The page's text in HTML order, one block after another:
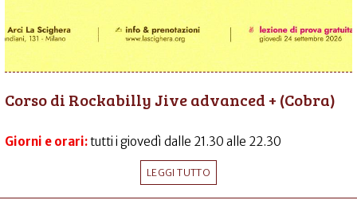
Corso di Rockabilly Jive advanced + (Cobra)
Giorni e orari:tutti i giovedì dalle 21.30 alle 22.30
LEGGI TUTTO